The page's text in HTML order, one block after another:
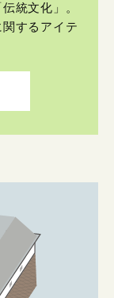
統文化」。
するアイテ